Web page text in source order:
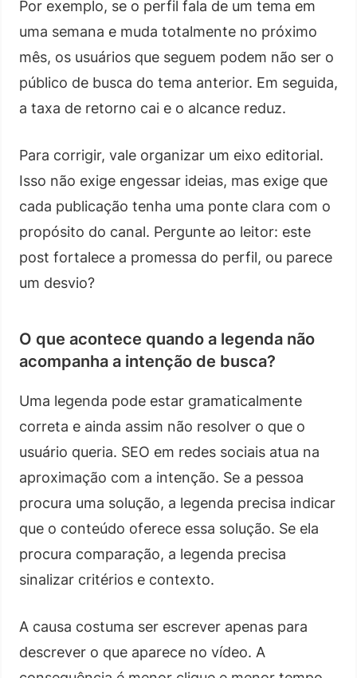
Por exemplo, se o perfil fala de um tema em
uma semana e muda totalmente no próximo
mês, os usuários que seguem podem não ser o
público de busca do tema anterior. Em seguida,
a taxa de retorno cai e o alcance reduz.
Para corrigir, vale organizar um eixo editorial.
Isso não exige engessar ideias, mas exige que
cada publicação tenha uma ponte clara com o
propósito do canal. Pergunte ao leitor: este
post fortalece a promessa do perfil, ou parece
um desvio?
O que acontece quando a legenda não
acompanha a intenção de busca?
Uma legenda pode estar gramaticalmente
correta e ainda assim não resolver o que o
usuário queria. SEO em redes sociais atua na
aproximação com a intenção. Se a pessoa
procura uma solução, a legenda precisa indicar
que o conteúdo oferece essa solução. Se ela
procura comparação, a legenda precisa
sinalizar critérios e contexto.
A causa costuma ser escrever apenas para
descrever o que aparece no vídeo. A